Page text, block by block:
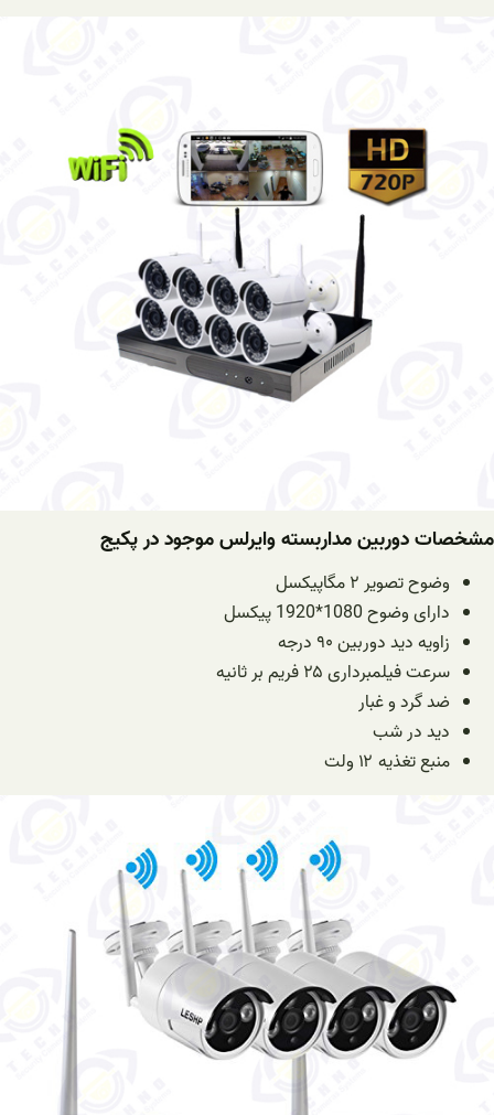
مشخصات دوربین مداربسته وایرلس موجود در پکیج
وضوح تصویر ۲ مگاپیکسل
دارای وضوح 1080*1920 پیکسل
زاویه دید دوربین ۹۰ درجه
سرعت فیلمبرداری ۲۵ فریم بر ثانیه
ضد گرد و غبار
دید در شب
منبع تغذیه ۱۲ ولت